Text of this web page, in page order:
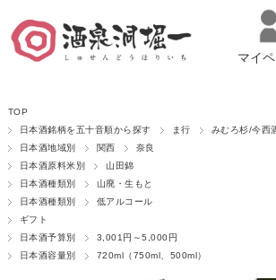
マイページへログイ
マイ
TOP
日本酒銘柄を五十音順から探す
ま行
みむろ杉/今西
日本酒地域別
関西
奈良
日本酒原料米別
山田錦
日本酒種類別
山廃・生もと
日本酒種類別
低アルコール
ギフト
日本酒予算別
3,001円～5,000円
日本酒容量別
720ml（750ml、500ml）